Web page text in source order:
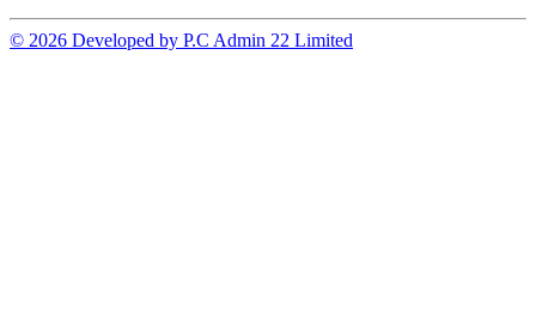
© 2026 Developed by P.C Admin 22 Limited